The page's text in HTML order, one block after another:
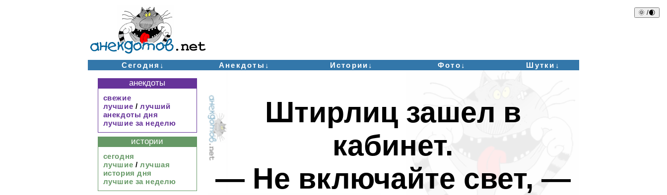
🌞 /🌒
Сегодня↓ Анекдоты↓ Истории↓ Фото↓ Шутки↓
Штирлиц зашел в
кабинет.
— Не включайте свет, —
анекдоты
свежие
лучшие / лучший
анекдоты дня
лучшие за неделю
истории
сегодня
лучшие / лучшая
история дня
лучшие за неделю